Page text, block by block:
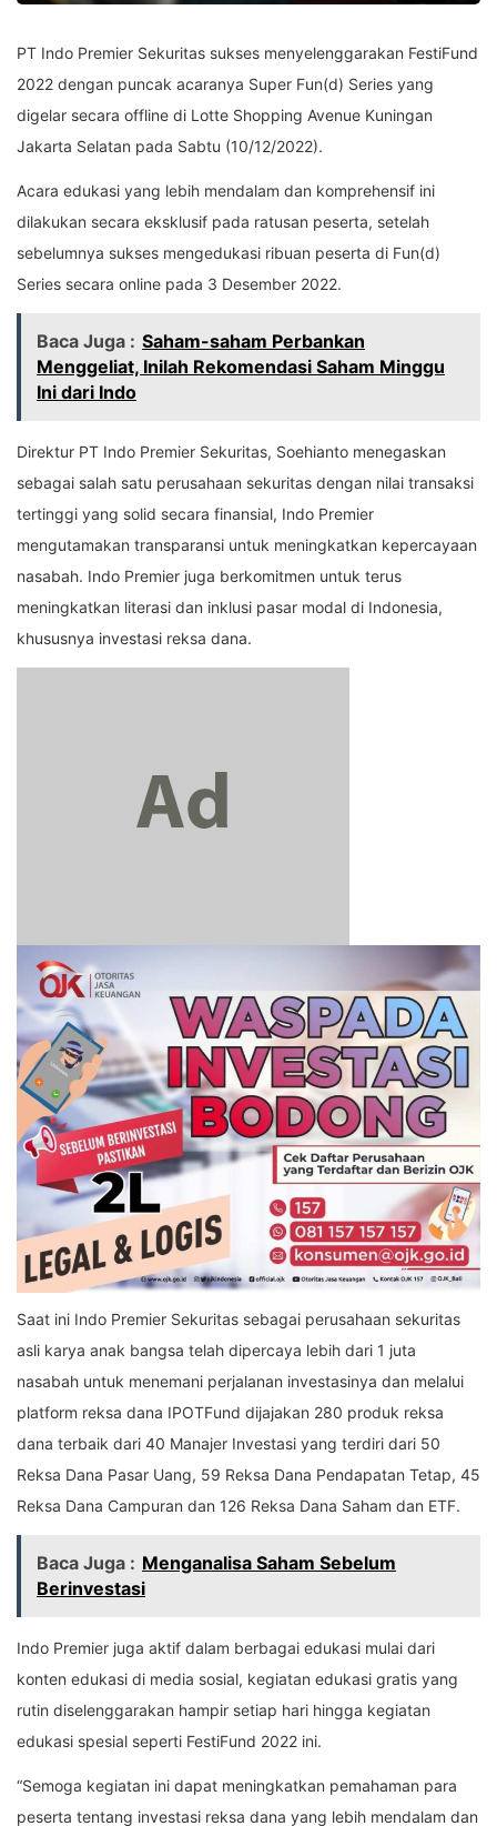
PT Indo Premier Sekuritas sukses menyelenggarakan FestiFund
2022 dengan puncak acaranya Super Fun(d) Series yang
digelar secara offline di Lotte Shopping Avenue Kuningan
Jakarta Selatan pada Sabtu (10/12/2022).
Acara edukasi yang lebih mendalam dan komprehensif ini
dilakukan secara eksklusif pada ratusan peserta, setelah
sebelumnya sukses mengedukasi ribuan peserta di Fun(d)
Series secara online pada 3 Desember 2022.
Baca Juga : Saham-saham Perbankan
Menggeliat, Inilah Rekomendasi Saham Minggu
Ini dari Indo
Direktur PT Indo Premier Sekuritas, Soehianto menegaskan
sebagai salah satu perusahaan sekuritas dengan nilai transaksi
tertinggi yang solid secara finansial, Indo Premier
mengutamakan transparansi untuk meningkatkan kepercayaan
nasabah. Indo Premier juga berkomitmen untuk terus
meningkatkan literasi dan inklusi pasar modal di Indonesia,
khususnya investasi reksa dana.
Saat ini Indo Premier Sekuritas sebagai perusahaan sekuritas
asli karya anak bangsa telah dipercaya lebih dari 1 juta
nasabah untuk menemani perjalanan investasinya dan melalui
platform reksa dana IPOTFund dijajakan 280 produk reksa
dana terbaik dari 40 Manajer Investasi yang terdiri dari 50
Reksa Dana Pasar Uang, 59 Reksa Dana Pendapatan Tetap, 45
Reksa Dana Campuran dan 126 Reksa Dana Saham dan ETF.
Baca Juga : Menganalisa Saham Sebelum
Berinvestasi
Indo Premier juga aktif dalam berbagai edukasi mulai dari
konten edukasi di media sosial, kegiatan edukasi gratis yang
rutin diselenggarakan hampir setiap hari hingga kegiatan
edukasi spesial seperti FestiFund 2022 ini.
“Semoga kegiatan ini dapat meningkatkan pemahaman para
peserta tentang investasi reksa dana yang lebih mendalam dan